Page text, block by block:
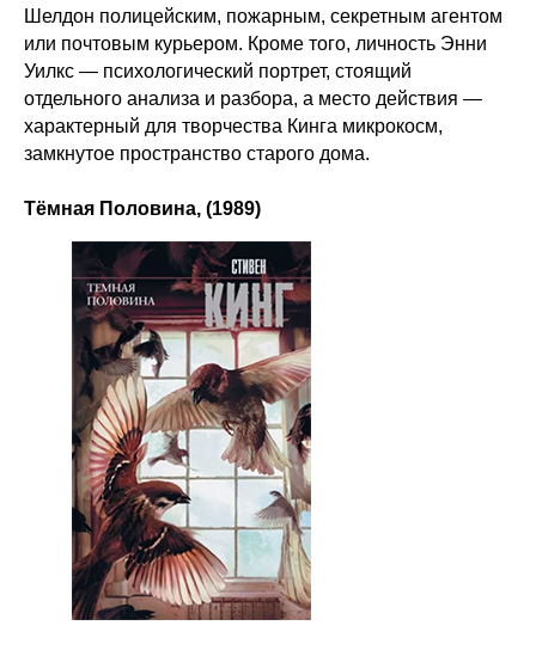
Шелдон полицейским, пожарным, секретным агентом
или почтовым курьером. Кроме того, личность Энни
Уилкс — психологический портрет, стоящий
отдельного анализа и разбора, а место действия —
характерный для творчества Кинга микрокосм,
замкнутое пространство старого дома.
Тёмная Половина, (1989)